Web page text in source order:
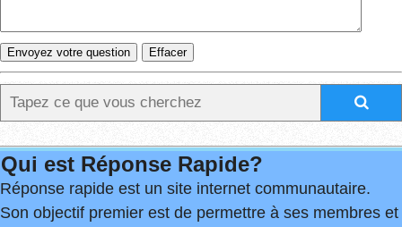
Qui est Réponse Rapide?
Réponse rapide est un site internet communautaire.
Son objectif premier est de permettre à ses membres et